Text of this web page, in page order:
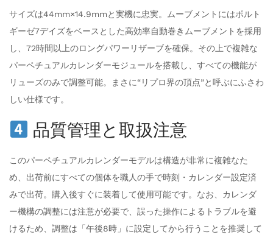
サイズは44mm×14.9mmと実機に忠実。ムーブメントにはポルト
ギーゼ7デイズをベースとした高効率自動巻きムーブメントを採用
し、72時間以上のロングパワーリザーブを確保。その上で複雑な
パーペチュアルカレンダーモジュールを搭載し、すべての機能が
リューズのみで調整可能。まさに“リプロ界の頂点”と呼ぶにふさわ
しい仕様です。
品質管理と取扱注意
このパーペチュアルカレンダーモデルは構造が非常に複雑なた
め、出荷前にすべての個体を職人の手で時刻・カレンダー設定済
みで出荷。購入後すぐに装着して使用可能です。なお、カレンダ
ー機構の調整には注意が必要で、誤った操作によるトラブルを避
けるため、調整は「午後8時」に設定してから行うことを推奨して